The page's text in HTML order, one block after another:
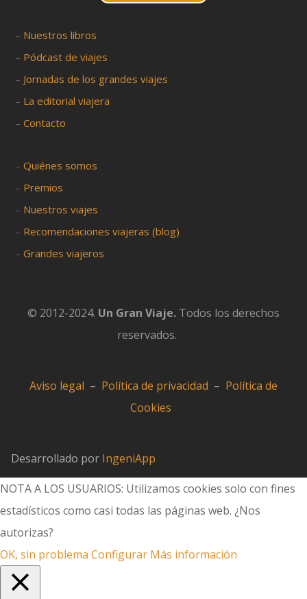
– Nuestros libros
– Pódcast de viajes
– Jornadas de los grandes viajes
– La editorial viajera
–Contacto
–Quiénes somos
– Premios
– Nuestros viajes
– Recomendaciones viajeras (blog)
–Grandes viajeros
© 2012-2024. Un Gran Viaje. Todos los derechos
reservados.
Aviso legal – Política de privacidad – Política de
Cookies
Desarrollado por IngeniApp
NOTA A LOS USUARIOS: Utilizamos cookies solo con fines
estadísticos como casi todas las páginas web. ¿Nos
autorizas?
OK, sin problema Configurar Más información